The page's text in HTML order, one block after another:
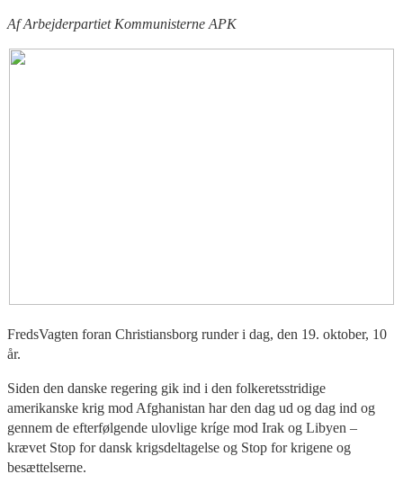
Af Arbejderpartiet Kommunisterne APK
FredsVagten foran Christiansborg runder i dag, den 19. oktober, 10
år.
Siden den danske regering gik ind i den folkeretsstridige
amerikanske krig mod Afghanistan har den dag ud og dag ind og
gennem de efterfølgende ulovlige kríge mod Irak og Libyen –
krævet Stop for dansk krigsdeltagelse og Stop for krigene og
besættelserne.